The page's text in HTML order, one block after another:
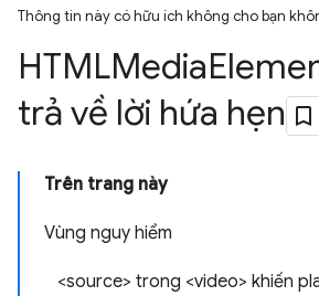
Thông tin này có hữu ích không cho bạn
HTMLMedia
trả về lời hứa hẹn
Trên trang này
Vùng nguy hiểm
<source> trong <video> khiến